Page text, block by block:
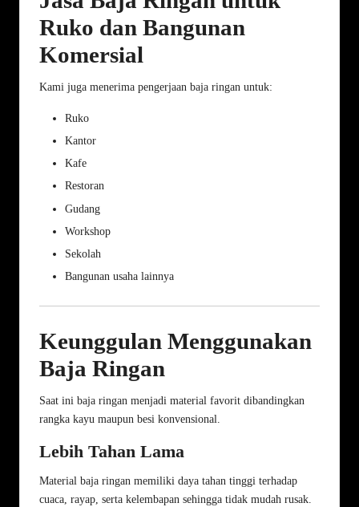
Ruko dan Bangunan
Komersial
Kami juga menerima pengerjaan baja ringan untuk:
Ruko
Kantor
Kafe
Restoran
Gudang
Workshop
Sekolah
Bangunan usaha lainnya
Keunggulan Menggunakan
Baja Ringan
Saat ini baja ringan menjadi material favorit dibandingkan
rangka kayu maupun besi konvensional.
Lebih Tahan Lama
Material baja ringan memiliki daya tahan tinggi terhadap
cuaca, rayap, serta kelembapan sehingga tidak mudah rusak.